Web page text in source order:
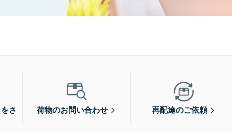
さ
荷物のお問い合わせ 再配達のご依頼